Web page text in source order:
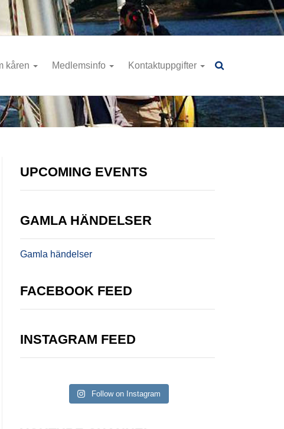
kåren Medlemsinfo Kontaktuppgifter
UPCOMING EVENTS
GAMLA HÄNDELSER
Gamla händelser
FACEBOOK FEED
INSTAGRAM FEED
Follow on Instagram